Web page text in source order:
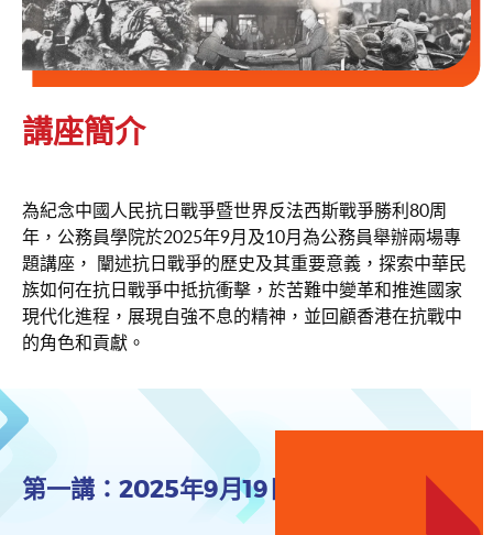
講座簡介
為紀念中國人民抗日戰爭暨世界反法西斯戰爭勝利80周
年，公務員學院於2025年9月及10月為公務員舉辦兩場專
題講座， 闡述抗日戰爭的歷史及其重要意義，探索中華民
族如何在抗日戰爭中抵抗衝擊，於苦難中變革和推進國家
現代化進程，展現自強不息的精神，並回顧香港在抗戰中
的角色和貢獻。
第一講：2025年9月19日